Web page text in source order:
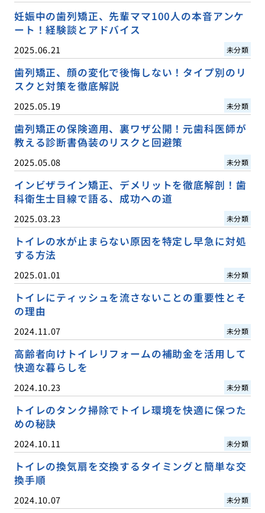
妊娠中の歯列矯正、先輩ママ100人の本音アンケ
ート！経験談とアドバイス
2025.06.21 未分類
歯列矯正、顔の変化で後悔しない！タイプ別のリ
スクと対策を徹底解説
2025.05.19 未分類
歯列矯正の保険適用、裏ワザ公開！元歯科医師が
教える診断書偽装のリスクと回避策
2025.05.08 未分類
インビザライン矯正、デメリットを徹底解剖！歯
科衛生士目線で語る、成功への道
2025.03.23 未分類
トイレの水が止まらない原因を特定し早急に対処
する方法
2025.01.01 未分類
トイレにティッシュを流さないことの重要性とそ
の理由
2024.11.07 未分類
高齢者向けトイレリフォームの補助金を活用して
快適な暮らしを
2024.10.23 未分類
トイレのタンク掃除でトイレ環境を快適に保つた
めの秘訣
2024.10.11 未分類
トイレの換気扇を交換するタイミングと簡単な交
換手順
2024.10.07 未分類